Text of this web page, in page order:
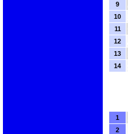
9
10
11
12
13
14
1
2